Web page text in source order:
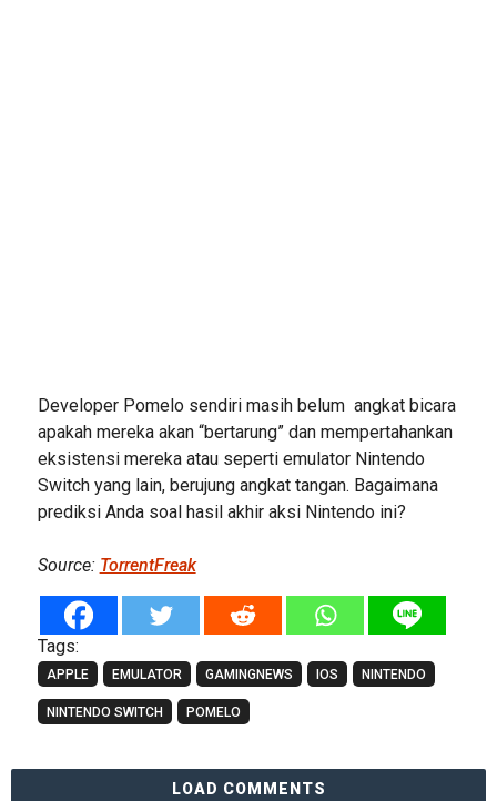
Developer Pomelo sendiri masih belum angkat bicara
apakah mereka akan “bertarung” dan mempertahankan
eksistensi mereka atau seperti emulator Nintendo
Switch yang lain, berujung angkat tangan. Bagaimana
prediksi Anda soal hasil akhir aksi Nintendo ini?
Source: TorrentFreak
Tags:
APPLE EMULATOR GAMINGNEWS IOS NINTENDO
NINTENDO SWITCH POMELO
LOAD COMMENTS